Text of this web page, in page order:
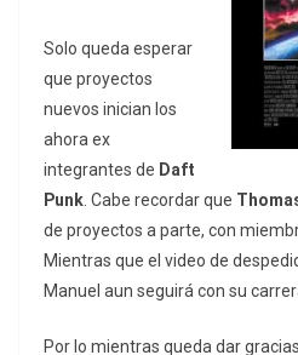
Solo queda esperar
que proyectos
nuevos inician los
ahora ex
integrantes de Daft
Punk . Cabe recordar que
de proyectos a parte, con
Mientras que el video de
Manuel aun seguirá con su
Por lo mientras queda dar